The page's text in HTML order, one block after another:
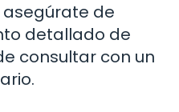
asegúrate de
detallado de
consultar con un